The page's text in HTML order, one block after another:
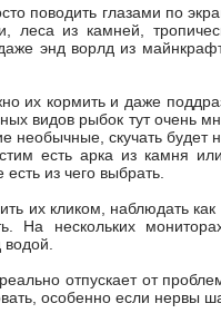
поводить глазами по
леса из камней,
энд ворлд из
их кормить и даже
видов рыбок тут
скучать будет
есть арка из камня
из чего выбрать.
их кликом, наблюдать
нескольких
отпускает от
особенно если нервы